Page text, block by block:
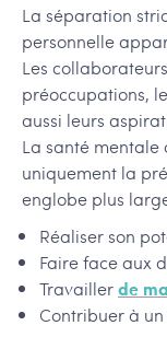
La séparation
personnelle
Les
préoccupations,
aussi leurs
La santé
uniquement la
englobe plus
Réaliser son
Faire face aux
Travaillerde
Contribuer à